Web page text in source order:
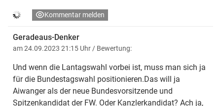
Kommentar melden
Geradeaus-Denker
am 24.09.2023 21:15 Uhr / Bewertung:
Und wenn die Lantagswahl vorbei ist, muss man sich ja
für die Bundestagswahl positionieren.Das will ja
Aiwanger als der neue Bundesvorsitzende und
Spitzenkandidat der FW. Oder Kanzlerkandidat? Ach ja,